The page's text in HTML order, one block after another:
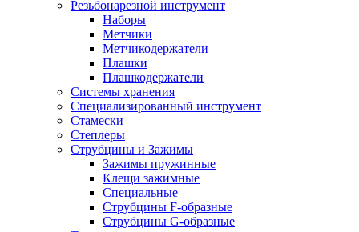
Резьбонарезной инструмент
Наборы
Метчики
Метчикодержатели
Плашки
Плашкодержатели
Системы хранения
Специализированный инструмент
Стамески
Степлеры
Струбцины и Зажимы
Зажимы пружинные
Клещи зажимные
Специальные
Струбцины F-образные
Струбцины G-образные